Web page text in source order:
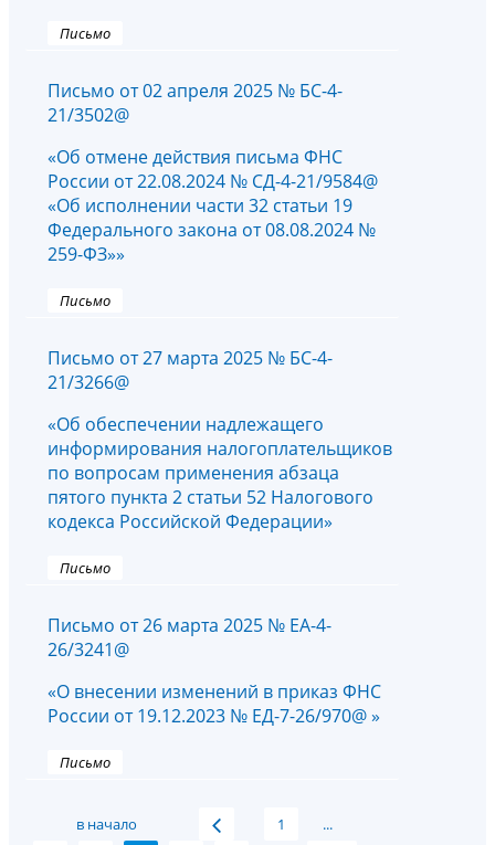
Письмо
Письмо от 02 апреля 2025 № БС-4-
21/3502@
«Об отмене действия письма ФНС
России от 22.08.2024 № СД-4-21/9584@
«Об исполнении части 32 статьи 19
Федерального закона от 08.08.2024 №
259-ФЗ»»
Письмо
Письмо от 27 марта 2025 № БС-4-
21/3266@
«Об обеспечении надлежащего
информирования налогоплательщиков
по вопросам применения абзаца
пятого пункта 2 статьи 52 Налогового
кодекса Российской Федерации»
Письмо
Письмо от 26 марта 2025 № ЕА-4-
26/3241@
«О внесении изменений в приказ ФНС
России от 19.12.2023 № ЕД-7-26/970@ »
Письмо
в начало 1
...